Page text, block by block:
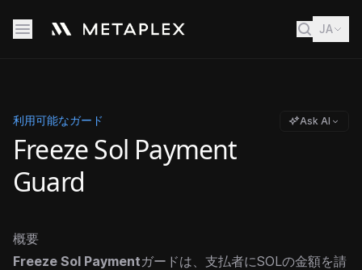
JA
利用可能なガード
Freeze Sol Payment
Guard
Ask AI
概要
Freeze Sol Paymentガードは、支払者にSOLの金額を請